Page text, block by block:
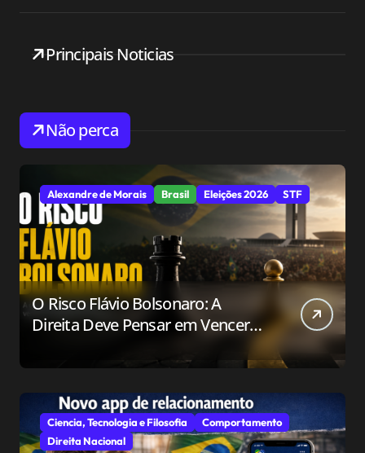
Principais Noticias
Não perca
Alexandre de Morais Brasil Eleições 2026 STF
O Risco Flávio Bolsonaro: A
Direita Deve Pensar em Vencer
Ciencia, Tecnologia e Filosofia
Comportamento
Direita Nacional